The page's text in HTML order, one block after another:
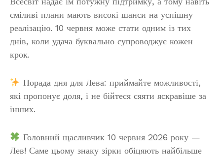
сміливі плани мають високі шанси на успішну
реалізацію. 10 червня може стати одним із тих
днів, коли удача буквально супроводжує кожен
крок.
Порада дня для Лева: приймайте можливості,
які пропонує доля, і не бійтеся сяяти яскравіше за
інших.
Головний щасливчик 10 червня 2026 року —
Лев! Саме цьому знаку зірки обіцяють найбільше